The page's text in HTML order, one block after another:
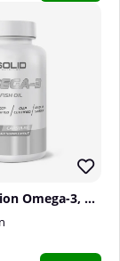
SOLID Nutrition Omega-3, 90 caps